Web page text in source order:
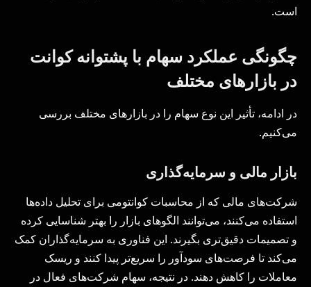
است.
چگونگی عملکرد سهام با پشتوانه کوانت
در بازارهای مختلف
در ادامه، تأثیر این نوع سهام را در بازارهای مختلف بررسی
می‌کنیم.
بازار مالی و سرمایه‌گذاری
شرکت‌های مالی که از محاسبات کوانتومی برای تحلیل داده‌ها
استفاده می‌کنند، می‌توانند الگوهای بازار را بهتر شناسایی کرده
و تصمیمات دقیق‌تری بگیرند. این فناوری به سرمایه‌گذاران کمک
می‌کند تا فرصت‌های سودآور را سریع‌تر پیدا کنند و ریسک
معاملات را کاهش دهند. در نتیجه، سهام شرکت‌های فعال در